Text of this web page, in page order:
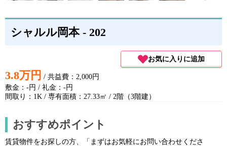
シャルル岡本 - 202
お気に入りに追加
3.8万円 / 共益費：2,000円
敷金：-円 / 礼金：-円
間取り：1K / 専有面積：27.33㎡ / 2階（3階建）
おすすめポイント
賃貸物件をお探しの方、「まずはお気軽にお問い合わせくださ